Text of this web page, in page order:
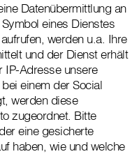
Datenübermittlung an
eines Dienstes
werden u.a. Ihre
und der Dienst erhält
IP-Adresse unsere
einem der Social
werden diese
zugeordnet. Bitte
eine gesicherte
haben, wie und welche